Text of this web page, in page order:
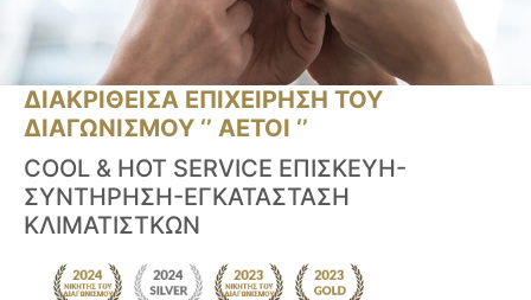
ΔΙΑΚΡΙΘΕΙΣΑ ΕΠΙΧΕΙΡΗΣΗ ΤΟΥ
ΔΙΑΓΩΝΙΣΜΟΥ ‘’ ΑΕΤΟΙ ‘’
COOL & HOT SERVICE ΕΠΙΣΚΕΥΗ-
ΣΥΝΤΗΡΗΣΗ-ΕΓΚΑΤΑΣΤΑΣΗ
ΚΛΙΜΑΤΙΣΤΚΩΝ